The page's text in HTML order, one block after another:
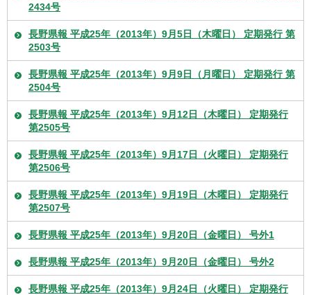
2434号
長野県報 平成25年（2013年）9月5日（木曜日） 定期発行 第
2503号
長野県報 平成25年（2013年）9月9日（月曜日） 定期発行 第
2504号
長野県報 平成25年（2013年）9月12日（木曜日） 定期発行
第2505号
長野県報 平成25年（2013年）9月17日（火曜日） 定期発行
第2506号
長野県報 平成25年（2013年）9月19日（木曜日） 定期発行
第2507号
長野県報 平成25年（2013年）9月20日（金曜日） 号外1
長野県報 平成25年（2013年）9月20日（金曜日） 号外2
長野県報 平成25年（2013年）9月24日（火曜日） 定期発行